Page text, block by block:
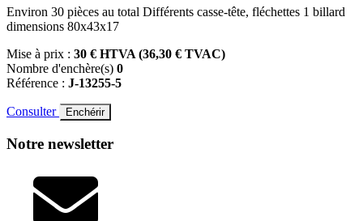
Environ 30 pièces au total Différents casse-tête, fléchettes 1 billard
dimensions 80x43x17
Mise à prix : 30 € HTVA (36,30 € TVAC)
Nombre d'enchère(s) 0
Référence : J-13255-5
Consulter Enchérir
Notre newsletter